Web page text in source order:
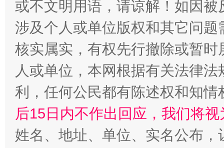
网上购药对药下症？
或不文明用语，请谅解！如因
涉及个人或单位版权和其它问题
核实属实，有权先行撤除或暂
人或单位，本网根据有关法律
利，任何公民都有陈述权和知情
后15日内不作出回应，我们将
姓名、地址、单位、实名公布